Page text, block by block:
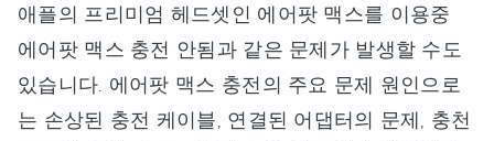
애플의 프리미엄 헤드셋인 에어팟 맥스를 이용중
에어팟 맥스 충전 안됨과 같은 문제가 발생할 수도
있습니다. 에어팟 맥스 충전의 주요 문제 원인으로
는 손상된 충전 케이블, 연결된 어댑터의 문제, 충천